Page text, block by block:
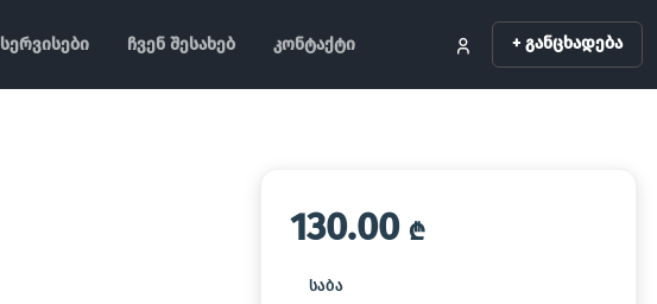
სერვისები ჩვენ შესახებ კონტაქტი + განცხადება
130.00 ₾
საბა